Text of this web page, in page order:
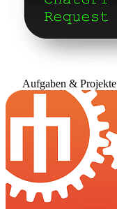
Aufgaben & Projekte